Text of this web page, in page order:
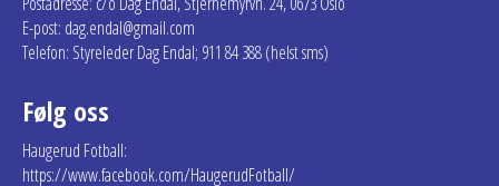
E-post: dag.endal@gmail.com
Telefon: Styreleder Dag Endal; 911 84 388 (helst sms)
Følg oss
Haugerud Fotball:
https://www.facebook.com/HaugerudFotball/